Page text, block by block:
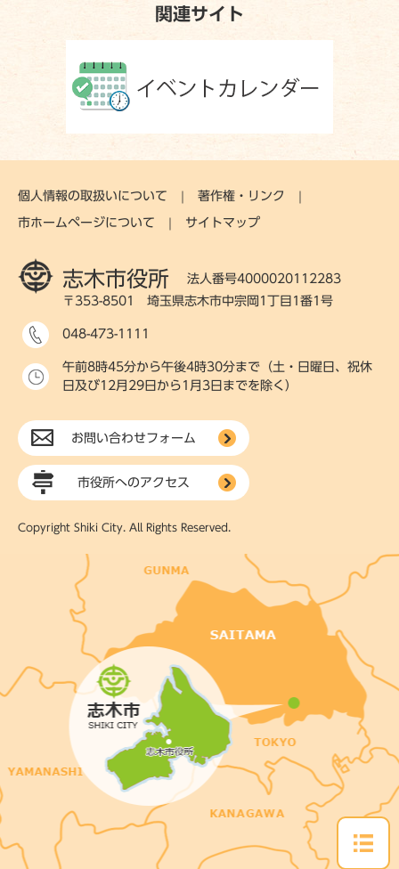
関連サイト
個人情報の取扱いについて 著作権・リンク
市ホームページについて サイトマップ
志木市役所
法人番号4000020112283
〒353-8501 埼玉県志木市中宗岡1丁目1番1号
048-473-1111
午前8時45分から午後4時30分まで（土・日曜日、祝休
日及び12月29日から1月3日までを除く）
お問い合わせフォーム
市役所へのアクセス
Copyright Shiki City. All Rights Reserved.